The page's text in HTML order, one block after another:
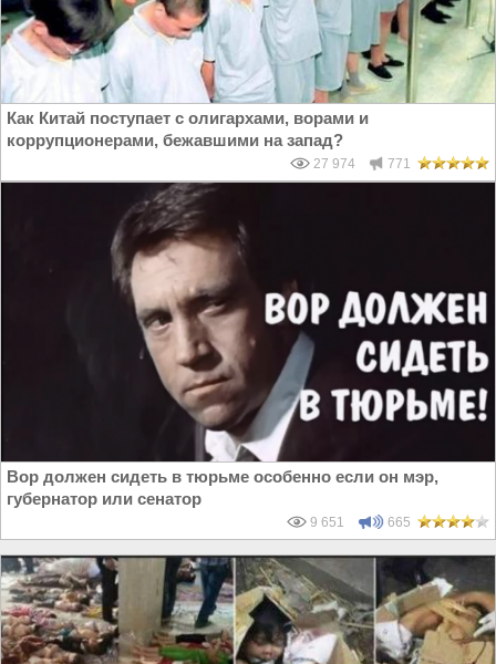
Как Китай поступает с олигархами, ворами и
коррупционерами, бежавшими на запад?
27 974 771
Вор должен сидеть в тюрьме особенно если он мэр,
губернатор или сенатор
9 651 665